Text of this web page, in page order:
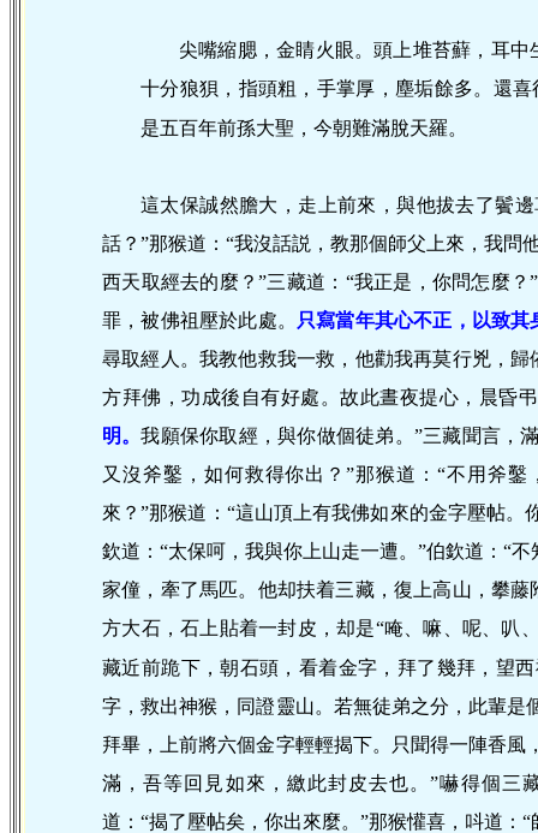
尖嘴縮腮，金睛火眼。頭上堆苔蘚，耳
十分狼狽，指頭粗，手掌厚，塵垢餘多。還
是五百年前孫大聖，今朝難滿脫天羅。
這太保誠然膽大，走上前來，與他拔去了鬢
話？”那猴道：“我沒話説，教那個師父上來，我問
西天取經去的麼？”三藏道：“我正是，你問怎麼
罪，被佛祖壓於此處。
只寫當年其心不正，以致
尋取經人。我教他救我一救，他勸我再莫行兇，
方拜佛，功成後自有好處。故此晝夜提心，晨昏
明。我願保你取經，與你做個徒弟。”三藏聞言，
又沒斧鑿，如何救得你出？”那猴道：“不用斧
來？”那猴道：“這山頂上有我佛如來的金字壓帖
欽道：“太保呵，我與你上山走一遭。”伯欽道：“
家僮，牽了馬匹。他却扶着三藏，復上高山，攀
方大石，石上貼着一封皮，却是“唵、嘛、呢、叭
藏近前跪下，朝石頭，看着金字，拜了幾拜，望
字，救出神猴，同證靈山。若無徒弟之分，此輩
拜畢，上前將六個金字輕輕揭下。只聞得一陣香
滿，吾等回見如來，繳此封皮去也。”嚇得個三
道：“揭了壓帖矣，你出來麼。”那猴懽喜，呌道：